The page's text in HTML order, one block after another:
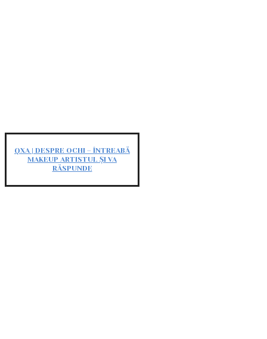
QXA | DESPRE OCHI – ÎNTREABĂ
MAKEUP ARTISTUL ȘI VA
RĂSPUNDE